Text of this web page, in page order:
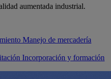
aumentada industrial.
Manejo de mercadería
Incorporación y formación